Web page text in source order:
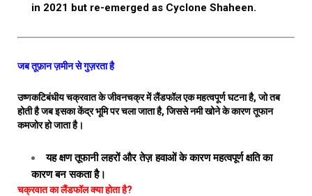
in 2021 but re-emerged as Cyclone Shaheen.
जब तूफ़ान ज़मीन से गुज़रता है
उष्णकटिबंधीय चक्रवात के जीवनचक्र में लैंडफॉल एक महत्वपूर्ण घटना है, जो तब
होती है जब इसका केंद्र भूमि पर चला जाता है, जिससे नमी खोने के कारण तूफान
कमजोर हो जाता है।
यह क्षण तूफानी लहरों और तेज़ हवाओं के कारण महत्वपूर्ण क्षति का
कारण बन सकता है।
चक्रवात का लैंडफॉल क्या होता है?